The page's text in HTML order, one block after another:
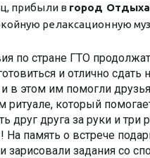
прибыли в город
релаксационную
по стране ГТО
и отлично
в этом им помогли
который
друг друга за руки и
На память о встрече
зарисовали задания со